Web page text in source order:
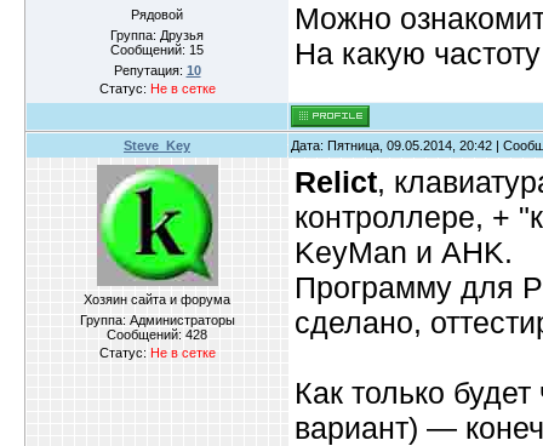
Рядовой
Группа: Друзья
Сообщений: 15
Репутация: 10
Статус: Не в сетке
Можно
На какую
Steve_Key Дата: Пятница, 09.05.2014, 20:42 |
Хозяин сайта и форума
Группа: Администраторы
Сообщений: 428
Статус: Не в сетке
Relict,
контроллере, +
KeyMan и AHK.
Программу для
сделано,
Как только
вариант) —